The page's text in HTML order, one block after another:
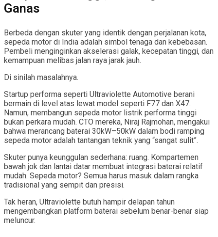
Ganas
Berbeda dengan skuter yang identik dengan perjalanan kota,
sepeda motor di India adalah simbol tenaga dan kebebasan.
Pembeli menginginkan akselerasi galak, kecepatan tinggi, dan
kemampuan melibas jalan raya jarak jauh.
Di sinilah masalahnya.
Startup performa seperti Ultraviolette Automotive berani
bermain di level atas lewat model seperti F77 dan X47.
Namun, membangun sepeda motor listrik performa tinggi
bukan perkara mudah. CTO mereka, Niraj Rajmohan, mengakui
bahwa merancang baterai 30kW–50kW dalam bodi ramping
sepeda motor adalah tantangan teknik yang “sangat sulit”.
Skuter punya keunggulan sederhana: ruang. Kompartemen
bawah jok dan lantai datar membuat integrasi baterai relatif
mudah. Sepeda motor? Semua harus masuk dalam rangka
tradisional yang sempit dan presisi.
Tak heran, Ultraviolette butuh hampir delapan tahun
mengembangkan platform baterai sebelum benar-benar siap
meluncur.